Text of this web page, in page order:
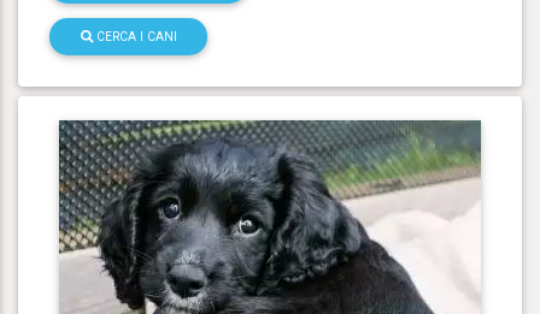
CERCA I CANI